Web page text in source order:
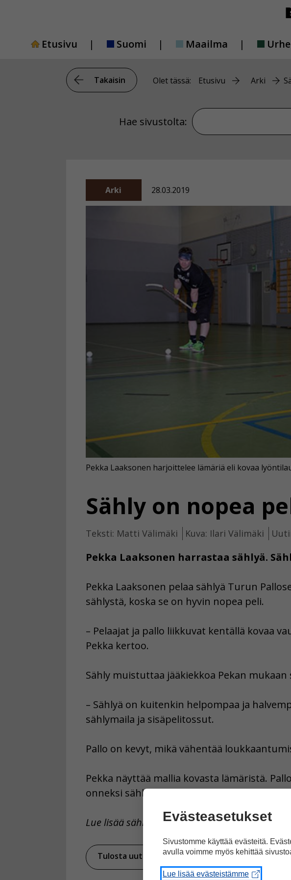
Etusivu
Suomi Maailma
Takaisin Olet tässä: Etusivu Arki
Hae sivustolta: Hae sivustolta
Arki 28.03.2019
Sähly on nopea
Teksti: Matti Välimäki Kuva: Ilari Välimäki
Pekka Laaksonen harrastaa sählyä.
Pekka Laaksonen harjoittelee lämäriä eli kovaa
Pekka Laaksonen pelaa sählyä Turun
sählystä, koska se on hyvin nopea peli.
– Pelaajat ja pallo liikkuvat kentällä kovaa
Pekka kertoo.
Sähly muistuttaa jääkiekkoa Pekan
– Sählyä on kuitenkin helpompaa ja
sählymaila ja sisäpelitossut.
Pallo on kevyt, mikä vähentää
Pekka näyttää mallia kovasta lämäristä.
onneksi sählyssä maalivahdeilla on hyvät
Lue lisää sählystä Selkosanomien numerosta 6/
Tulosta uutinen Jaa Facebookissa
Evästeasetukset
Sivustomme käyttää evästeitä.
avulla voimme myös kehittää
Lue lisää evästeistämme